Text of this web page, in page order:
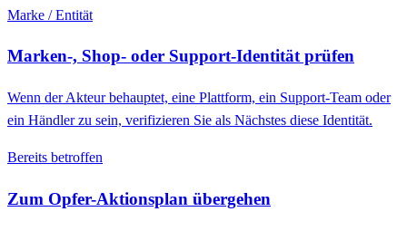
Marke / Entität
Marken-, Shop- oder Support-Identität prüfen
Wenn der Akteur behauptet, eine Plattform, ein Support-Team oder
ein Händler zu sein, verifizieren Sie als Nächstes diese Identität.
Bereits betroffen
Zum Opfer-Aktionsplan übergehen